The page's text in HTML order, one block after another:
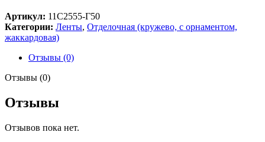
Артикул: 11С2555-Г50
Категории: Ленты, Отделочная (кружево, с орнаментом,
жаккардовая)
Отзывы (0)
Отзывы (0)
Отзывы
Отзывов пока нет.